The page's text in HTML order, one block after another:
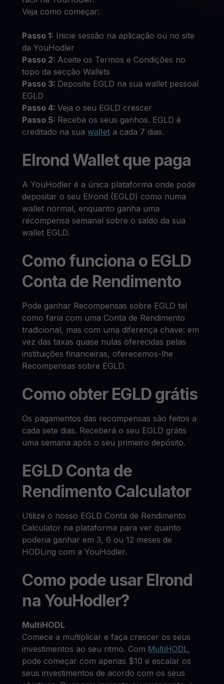
Veja como começar:
Passo 1: Inicie sessão na aplicação ou no site
da YouHodler
Passo 2: Aceite os Termos e Condições no
topo da secção Wallets
Passo 3: Deposite EGLD na sua wallet pessoal
EGLD
Passo 4:Veja o seu EGLD crescer
Passo 5: Receba os seus ganhos. EGLD é
creditado na suawallet a cada 7 dias.
Elrond Wallet que paga
A YouHodler é a única plataforma onde pode
depositar o seu Elrond (EGLD) como numa
wallet normal, enquanto ganha uma
recompensa semanal sobre o saldo da sua
wallet EGLD.
Como funciona o EGLD
Conta de Rendimento
Pode ganhar Recompensas sobre EGLD tal
como faria com uma Conta de Rendimento
tradicional, mas com uma diferença chave: em
vez das taxas quase nulas oferecidas pelas
instituições financeiras, oferecemos-lhe
Recompensas sobre EGLD.
Como obter EGLD grátis
Os pagamentos das recompensas são feitos a
cada sete dias. Receberá o seu EGLD grátis
uma semana após o seu primeiro depósito.
EGLD Conta de
Rendimento Calculator
Utilize o nosso EGLD Conta de Rendimento
Calculator na plataforma para ver quanto
poderia ganhar em 3, 6 ou 12 meses de
HODLing com a YouHodler.
Como pode usar Elrond
na YouHodler?
MultiHODL
Comece a multiplicar e faça crescer os seus
investimentos ao seu ritmo. Com MultiHODL,
pode começar com apenas $10 e escalar os
seus investimentos de acordo com os seus